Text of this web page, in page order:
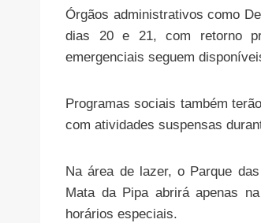
Órgãos administrativos como
dias 20 e 21, com retorno
emergenciais seguem
Programas sociais também
com atividades suspensas
Na área de lazer, o Parque
Mata da Pipa abrirá apenas
horários especiais.